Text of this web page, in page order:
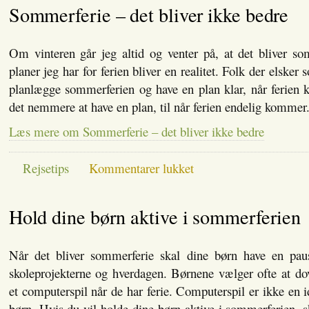
rejser
Sommerferie – det bliver ikke bedre
Om vinteren går jeg altid og venter på, at det bliver
planer jeg har for ferien bliver en realitet. Folk der elsker
planlægge sommerferien og have en plan klar, når ferien
det nemmere at have en plan, til når ferien endelig
Læs mere om Sommerferie – det bliver ikke bedre
Rejsetips Kommentarer lukkettil
Sommerferie
ikke
Hold dine børn aktive i sommerferien
Når det bliver sommerferie skal dine børn have en
skoleprojekterne og hverdagen. Børnene vælger ofte at
et computerspil når de har ferie. Computerspil er ikke en